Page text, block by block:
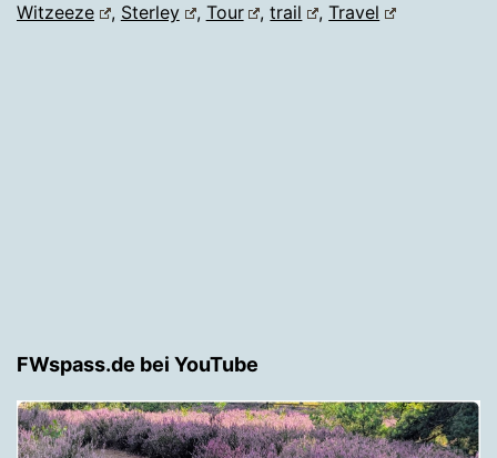
Witzeeze
, Sterley , Tour ,trail ,Travel
FWspass.de bei YouTube